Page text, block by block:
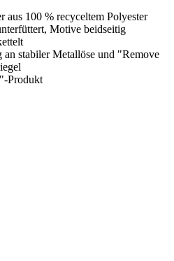
aus 100 % recyceltem Polyester
Motive beidseitig
an stabiler Metallöse und "Remove
Produkt